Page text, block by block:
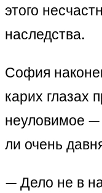
этого
наследства.
София
карих глазах
неуловимое —
ли очень
— Дело не в